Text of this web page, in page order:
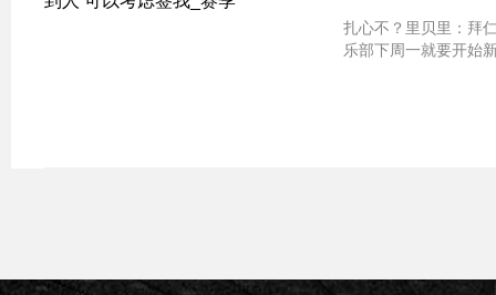
扎心不？里贝里：拜仁若真买不到
乐部下周一就要开始